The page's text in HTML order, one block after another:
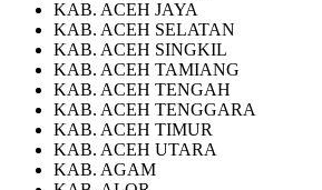
KAB. ACEH JAYA
KAB. ACEH SELATAN
KAB. ACEH SINGKIL
KAB. ACEH TAMIANG
KAB. ACEH TENGAH
KAB. ACEH TENGGARA
KAB. ACEH TIMUR
KAB. ACEH UTARA
KAB. AGAM